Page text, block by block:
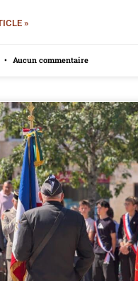
»
Aucun commentaire